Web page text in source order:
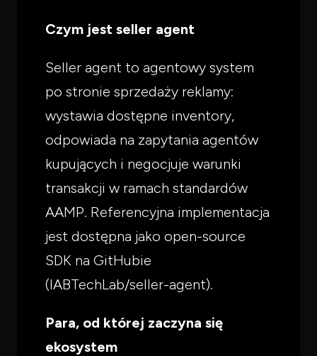
Czym jest seller agent
Seller agent to agentowy system
po stronie sprzedaży reklamy:
wystawia dostępne inventory,
odpowiada na zapytania agentów
kupujących i negocjuje warunki
transakcji w ramach standardów
AAMP. Referencyjna implementacja
jest dostępna jako open-source
SDK na GitHubie
(IABTechLab/seller-agent).
Para, od której zaczyna się
ekosystem